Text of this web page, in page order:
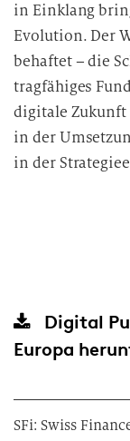
in Einklang
Evolution. Der
behaftet – die
tragfähiges
digitale Zukunft
in der
in der
Digital
Europa
SFi: Swiss